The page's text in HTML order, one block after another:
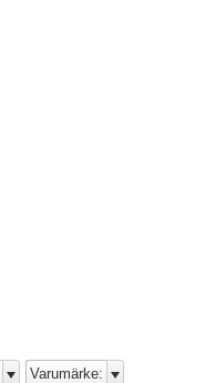
Varumärke: